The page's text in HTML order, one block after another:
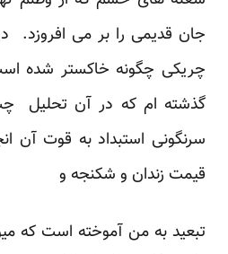
جان قدیمی را بر می
چریکی چگونه خاکستر شده
گذشته ام که در آن تحلیل
سرنگونی استبداد به قوت آن
قیمت زندان و شکنجه و
تبعید به من آموخته است که